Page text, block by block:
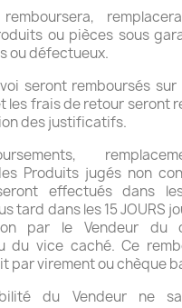
ou pièces sous
ou défectueux.
seront remboursés sur
les frais de retour seront
des justificatifs.
Produits jugés non
effectués dans
tard dans les 15 JOURS
par le Vendeur du
du vice caché. Ce
par virement ou chèque
du Vendeur ne